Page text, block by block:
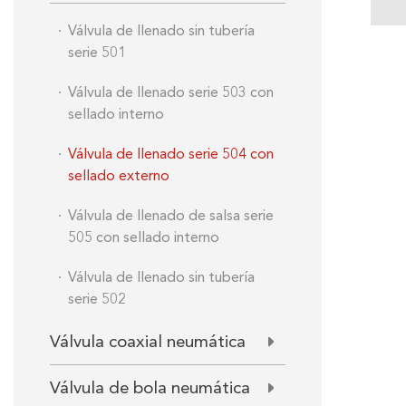
Válvula de llenado sin tubería
serie 501
Válvula de llenado serie 503 con
sellado interno
Válvula de llenado serie 504 con
sellado externo
Válvula de llenado de salsa serie
505 con sellado interno
Válvula de llenado sin tubería
serie 502
Válvula coaxial neumática
Válvula de bola neumática